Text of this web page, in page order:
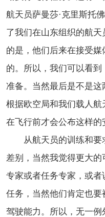
航天员萨曼莎·克里斯托
了我们在山东组织的航
的是，他们后来在接受
的。所以，我们可以看
准备。当然最后是不是
根据欧空局和我们载人
在飞行前才会公布这样的
从航天员的训练和
差别，当然我觉得更大
专家或者任务专家，或
任务，当然他们肯定也
驾驶能力。所以，无一